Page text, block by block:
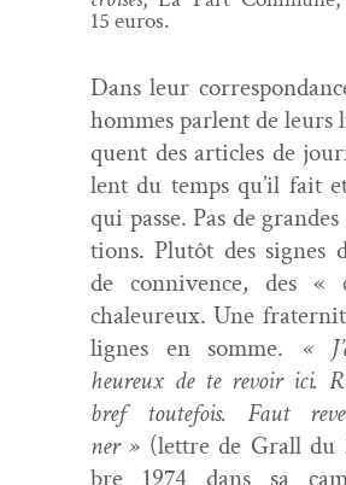
15 euros.
Dans leur
hommes par­lent de
quent des arti­cles de
lent du temps qu’il fait
qui passe. Pas de
tions. Plutôt des signes
de con­nivence, des «
chaleureux. Une
lignes en somme.
«
heureux de te revoir ici.
bref toute­fois. Faut
ner » (let­tre de Grall du
bre 1974 dans sa